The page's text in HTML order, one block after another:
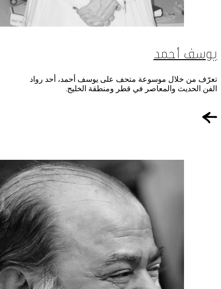
يوسف أحمد
تعرّف من خلال موسوعة متحف على يوسف أحمد، أحد رواد
الفن الحديث والمعاصر في قطر ومنطقة الخليج.